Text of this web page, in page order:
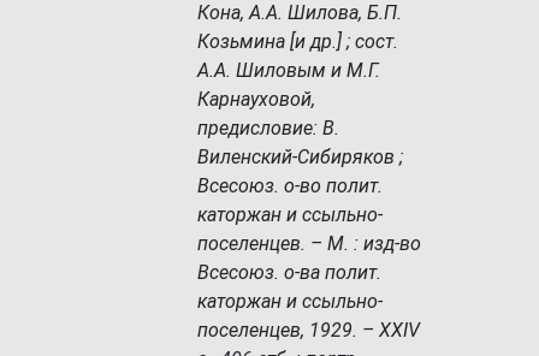
Кона, А.А. Шилова, Б.П.
Козьмина [и др.] ; сост.
А.А. Шиловым и М.Г.
Карнауховой,
предисловие: В.
Виленский-Сибиряков ;
Всесоюз. о-во полит.
каторжан и ссыльно-
поселенцев. – М. : изд-во
Всесоюз. о-ва полит.
каторжан и ссыльно-
поселенцев, 1929. – XXIV